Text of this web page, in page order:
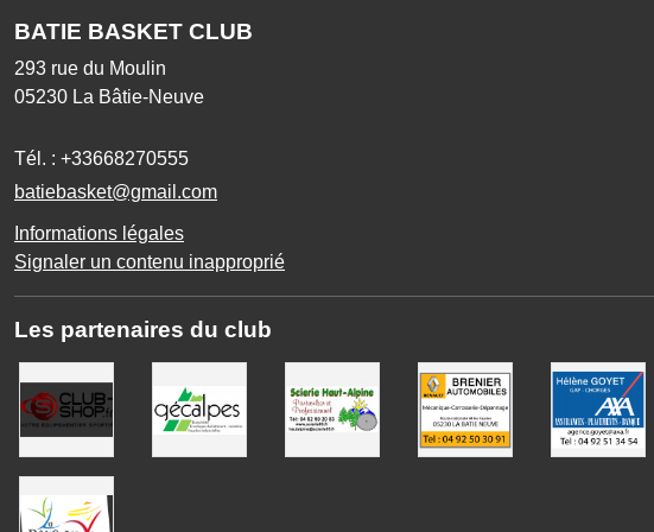
BATIE BASKET CLUB
293 rue du Moulin
05230 La Bâtie-Neuve
Tél. : +33668270555
batiebasket@gmail.com
Informations légales
Signaler un contenu inapproprié
Les partenaires du club